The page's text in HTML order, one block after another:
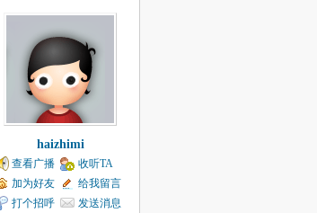
haizhimi
查看广播
收听TA
加为好友
给我留言
打个招呼
发送消息